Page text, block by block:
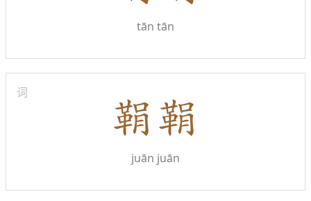
tān tān
词
juān juān